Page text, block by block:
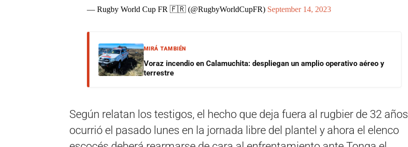
— Rugby World Cup FR 🇫🇷 (@RugbyWorldCupFR) September 14, 2023
MIRÁ TAMBIÉN
Voraz incendio en Calamuchita: despliegan un amplio operativo aéreo y
terrestre
Según relatan los testigos, el hecho que deja fuera al rugbier de 32 años
ocurrió el pasado lunes en la jornada libre del plantel y ahora el elenco